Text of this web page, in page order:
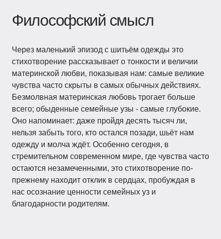
Философский смысл
Через маленький эпизод с шитьём одежды это
стихотворение рассказывает о тонкости и величии
материнской любви, показывая нам: самые великие
чувства часто скрыты в самых обычных действиях.
Безмолвная материнская любовь трогает больше
всего; обыденные семейные узы - самые глубокие.
Оно напоминает: даже пройдя десять тысяч ли,
нельзя забыть того, кто остался позади, шьёт нам
одежду и молча ждёт. Особенно сегодня, в
стремительном современном мире, где чувства часто
остаются незамеченными, это стихотворение по-
прежнему находит отклик в сердцах, пробуждая в
нас осознание ценности семейных уз и
благодарности родителям.